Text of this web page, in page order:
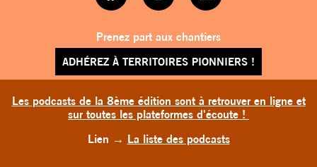
Les podcasts de la 8ème édition sont à retrouver en ligne et
sur toutes les plateformes d'écoute !
Lien → La liste des podcasts
Prenez part aux chantiers
ADHÉREZ À TERRITOIRES PIONNIERS !
TERRITOIRES PIONNIERS © 2026